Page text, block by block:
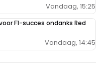
Vandaag, 15:25
F1-succes ondanks Red
Vandaag, 14:45